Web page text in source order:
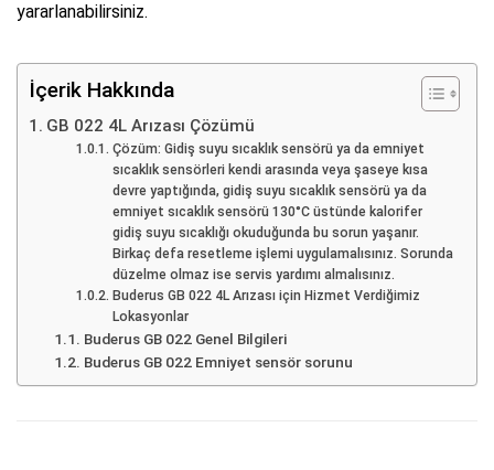
yararlanabilirsiniz.
İçerik Hakkında
GB 022 4L Arızası Çözümü
Çözüm: Gidiş suyu sıcaklık sensörü ya da emniyet
sıcaklık sensörleri kendi arasında veya şaseye kısa
devre yaptığında, gidiş suyu sıcaklık sensörü ya da
emniyet sıcaklık sensörü 130°C üstünde kalorifer
gidiş suyu sıcaklığı okuduğunda bu sorun yaşanır.
Birkaç defa resetleme işlemi uygulamalısınız. Sorunda
düzelme olmaz ise servis yardımı almalısınız.
Buderus GB 022 4L Arızası için Hizmet Verdiğimiz
Lokasyonlar
Buderus GB 022 Genel Bilgileri
Buderus GB 022 Emniyet sensör sorunu